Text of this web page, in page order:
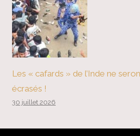
Les « cafards » de l’Inde ne
écrasés !
30 juillet 2026